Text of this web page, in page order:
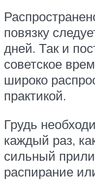
повязку
дней. Так и
советское
широко
практикой.
Грудь
каждый раз,
сильный
распирание